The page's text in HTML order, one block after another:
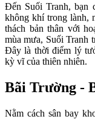
Đến Suối Tranh, bạn
không khí trong lành,
thách bản thân với
mùa mưa, Suối Tranh
Đây là thời điểm lý
kỳ vĩ của thiên nhiên.
Bãi Trường -
Nằm cách sân bay